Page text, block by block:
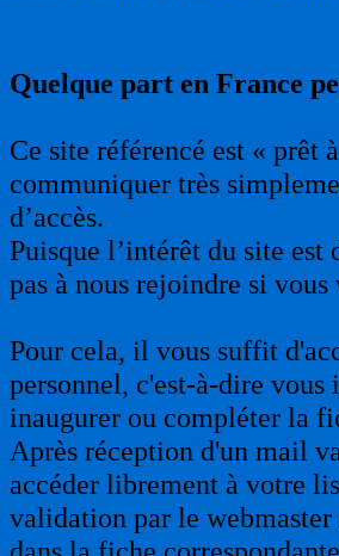
Quelque part en France
Ce site référencé est « prêt
communiquer très
d’accès.
Puisque l’intérêt du site
pas à nous rejoindre si
Pour cela, il vous suffit
personnel, c'est-à-dire
inaugurer ou compléter la
Après réception d'un mail
accéder librement à votre
validation par le webmaster